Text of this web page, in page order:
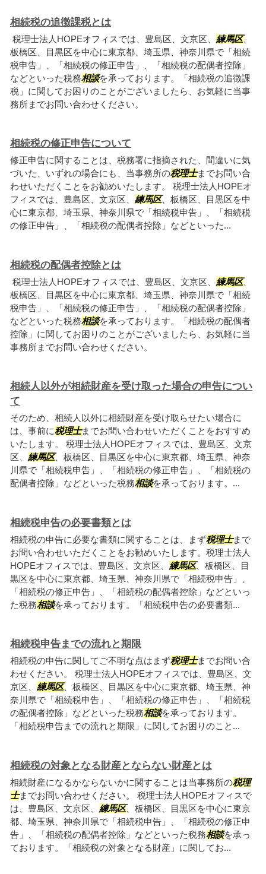
相続税の追徴課税とは
税理士法人HOPEオフィスでは、豊島区、文京区、 練馬区、
板橋区、目黒区を中心に東京都、埼玉県、神奈川県で「相続
税申告」、「相続税の修正申告」、「相続税の配偶者控除」
などといった税務相談を承っております。「相続税の追徴課
税」に関してお困りのことがございましたら、お気軽に当事
務所までお問い合わせください。
相続税の修正申告について
修正申告に関することは、税務署に指摘された、間違いに気
づいた、いずれの場合にも、当事務所の税理士までお問い合
わせいただくことをお勧めいたします。 税理士法人HOPEオ
フィスでは、豊島区、文京区、 練馬区、板橋区、目黒区を中
心に東京都、埼玉県、神奈川県で「相続税申告」、「相続税
の修正申告」、「相続税の配偶者控除」などといった...
相続税の配偶者控除とは
税理士法人HOPEオフィスでは、豊島区、文京区、 練馬区、
板橋区、目黒区を中心に東京都、埼玉県、神奈川県で「相続
税申告」、「相続税の修正申告」、「相続税の配偶者控除」
などといった税務相談を承っております。「相続税の配偶者
控除」に関してお困りのことがございましたら、お気軽に当
事務所までお問い合わせください。
相続人以外が相続財産を受け取った場合の申告につい
て
そのため、相続人以外に相続財産を受け取らせたい場合に
は、事前に税理士までお問い合わせいただくことをおすすめ
いたします。 税理士法人HOPEオフィスでは、豊島区、文京
区、 練馬区、板橋区、目黒区を中心に東京都、埼玉県、神奈
川県で「相続税申告」、「相続税の修正申告」、「相続税の
配偶者控除」などといった税務相談を承っております。...
相続税申告の必要書類とは
相続税の申告に必要な書類に関することは、まず税理士まで
お問い合わせいただくことをお勧めいたします。税理士法人
HOPEオフィスでは、豊島区、文京区、 練馬区、板橋区、目
黒区を中心に東京都、埼玉県、神奈川県で「相続税申告」、
「相続税の修正申告」、「相続税の配偶者控除」などといっ
た税務相談を承っております。「相続税申告の必要書類...
相続税申告までの流れと期限
相続税の申告に関してご不明な点はまず税理士までお問い合
わせください。 税理士法人HOPEオフィスでは、豊島区、文
京区、 練馬区、板橋区、目黒区を中心に東京都、埼玉県、神
奈川県で「相続税申告」、「相続税の修正申告」、「相続税
の配偶者控除」などといった税務相談を承っております。
「相続税申告までの流れと期限」に関してお困りのこと...
相続税の対象となる財産とならない財産とは
相続財産になるかならないかに関することは当事務所の税理
士までお問い合わせください。 税理士法人HOPEオフィスで
は、豊島区、文京区、 練馬区、板橋区、目黒区を中心に東京
都、埼玉県、神奈川県で「相続税申告」、「相続税の修正申
告」、「相続税の配偶者控除」などといった税務相談を承っ
ております。「相続税の対象となる財産」に関してお...